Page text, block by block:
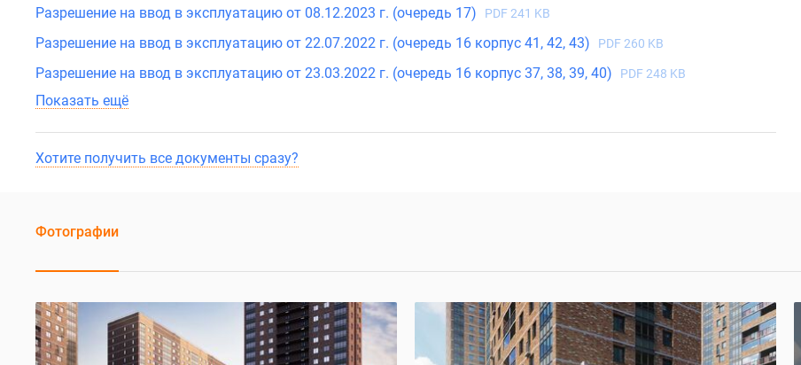
Разрешение на ввод в эксплуатацию от 08.12.2023 г. (очередь 17) PDF 241 KB
Разрешение на ввод в эксплуатацию от 22.07.2022 г. (очередь 16 корпус 41, 42, 43) PDF 260 KB
Разрешение на ввод в эксплуатацию от 23.03.2022 г. (очередь 16 корпус 37, 38, 39, 40) PDF 248 KB
Показать ещё
Хотите получить все документы сразу?
Фотографии